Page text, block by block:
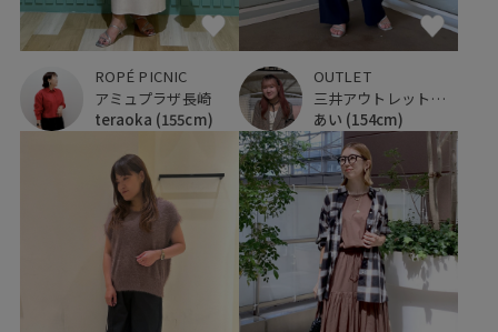
ROPÉ PICNIC
アミュプラザ長崎
teraoka (155cm)
OUTLET
三井アウトレットパーク 入間
あい (154cm)